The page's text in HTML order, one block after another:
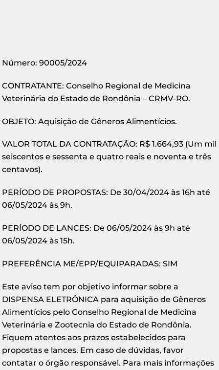
Número: 90005/2024
CONTRATANTE: Conselho Regional de Medicina
Veterinária do Estado de Rondônia – CRMV-RO.
OBJETO: Aquisição de Gêneros Alimentícios.
VALOR TOTAL DA CONTRATAÇÃO: R$ 1.664,93 (Um mil
seiscentos e sessenta e quatro reais e noventa e três
centavos).
PERÍODO DE PROPOSTAS: De 30/04/2024 às 16h até
06/05/2024 às 9h.
PERÍODO DE LANCES: De 06/05/2024 às 9h até
06/05/2024 às 15h.
PREFERÊNCIA ME/EPP/EQUIPARADAS: SIM
Este aviso tem por objetivo informar sobre a
DISPENSA ELETRÔNICA para aquisição de Gêneros
Alimentícios pelo Conselho Regional de Medicina
Veterinária e Zootecnia do Estado de Rondônia.
Fiquem atentos aos prazos estabelecidos para
propostas e lances. Em caso de dúvidas, favor
contatar o órgão responsável. Para mais informações